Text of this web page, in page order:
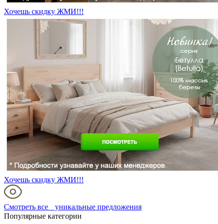
Хочешь скидку ЖМИ!!!
Хочешь скидку ЖМИ!!!
Смотреть все уникальные предложения
Популярные категории